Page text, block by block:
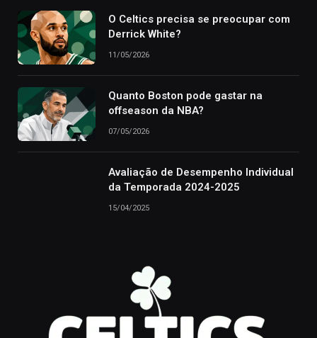
O Celtics precisa se preocupar com
Derrick White?
11/05/2026
Quanto Boston pode gastar na
offseason da NBA?
07/05/2026
Avaliação de Desempenho Individual
da Temporada 2024-2025
15/04/2025